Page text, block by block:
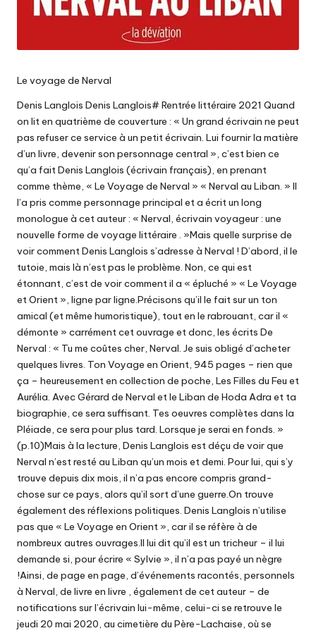
Le voyage de Nerval
Denis Langlois Denis Langlois# Rentrée littéraire 2021 Quand
on lit en quatrième de couverture : « Un grand écrivain ne peut
pas refuser ce service à un petit écrivain. Lui fournir la matière
d’un livre, devenir son personnage central », c’est bien ce
qu’a fait Denis Langlois (écrivain français), en prenant
comme thème, « Le Voyage de Nerval » « Nerval au Liban. » Il
l’a pris comme personnage principal et a écrit un long
monologue à cet auteur : « Nerval, écrivain voyageur : une
nouvelle forme de voyage littéraire . »Mais quelle surprise de
voir comment Denis Langlois s’adresse à Nerval ! D’abord, il le
tutoie, mais là n’est pas le problème. Non, ce qui est
étonnant, c’est de voir comment il a « épluché » « Le Voyage
et Orient », ligne par ligne.Précisons qu’il le fait sur un ton
amical (et même humoristique), tout en le rabrouant, car il «
démonte » carrément cet ouvrage et donc, les écrits De
Nerval : « Tu me coûtes cher, Nerval. Je suis obligé d’acheter
quelques livres. Ton Voyage en Orient, 945 pages – rien que
ça – heureusement en collection de poche, Les Filles du Feu et
Aurélia. Avec Gérard de Nerval et le Liban de Hoda Adra et ta
biographie, ce sera suffisant. Tes oeuvres complètes dans la
Pléiade, ce sera pour plus tard. Lorsque je serai en fonds. »
(p.10)Mais à la lecture, Denis Langlois est déçu de voir que
Nerval n’est resté au Liban qu’un mois et demi. Pour lui, qui s’y
trouve depuis dix mois, il n’a pas encore compris grand-
chose sur ce pays, alors qu’il sort d’une guerre.On trouve
également des réflexions politiques. Denis Langlois n’utilise
pas que « Le Voyage en Orient », car il se réfère à de
nombreux autres ouvrages.Il lui dit qu’il est un tricheur – il lui
demande si, pour écrire « Sylvie », il n’a pas payé un nègre
!Ainsi, de page en page, d’événements racontés, personnels
à Nerval, de livre en livre , également de cet auteur – de
notifications sur l’écrivain lui-même, celui-ci se retrouve le
jeudi 20 mai 2020, au cimetière du Père-Lachaise, où se